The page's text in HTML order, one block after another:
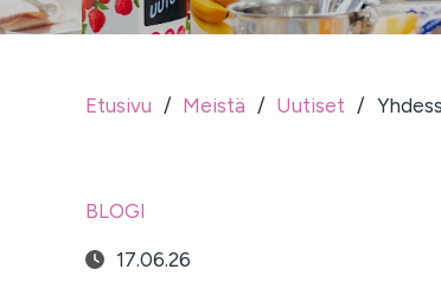
Etusivu / Meistä / Uutiset /
BLOGI
17.06.26